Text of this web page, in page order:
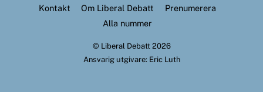
Top
Kontakt Om Liberal Debatt
Prenumerera
Alla nummer
© Liberal Debatt2026
Ansvarig utgivare: Eric Luth